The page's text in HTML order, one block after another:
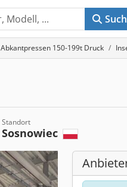
Abkantpressen 150-199t Druck
Standort
Sosnowiec